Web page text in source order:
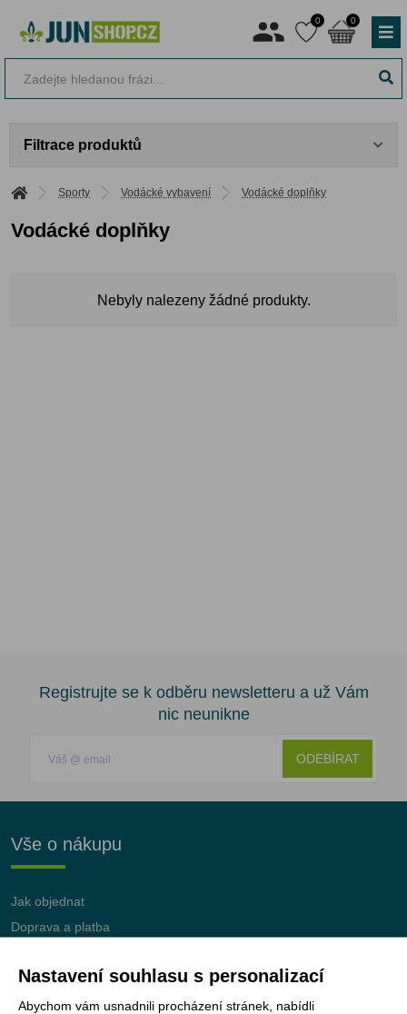
0 0
Filtrace produktů
Sporty Vodácké vybavení Vodácké doplňky
Vodácké doplňky
Nebyly nalezeny žádné produkty.
Registrujte se k odběru newsletteru a už Vám
nic neunikne
ODEBÍRAT
Vše o nákupu
Jak objednat
Doprava a platba
Podmínky vrácení peněz
Nastavení souhlasu s personalizací
Abychom vám usnadnili procházení stránek, nabídli